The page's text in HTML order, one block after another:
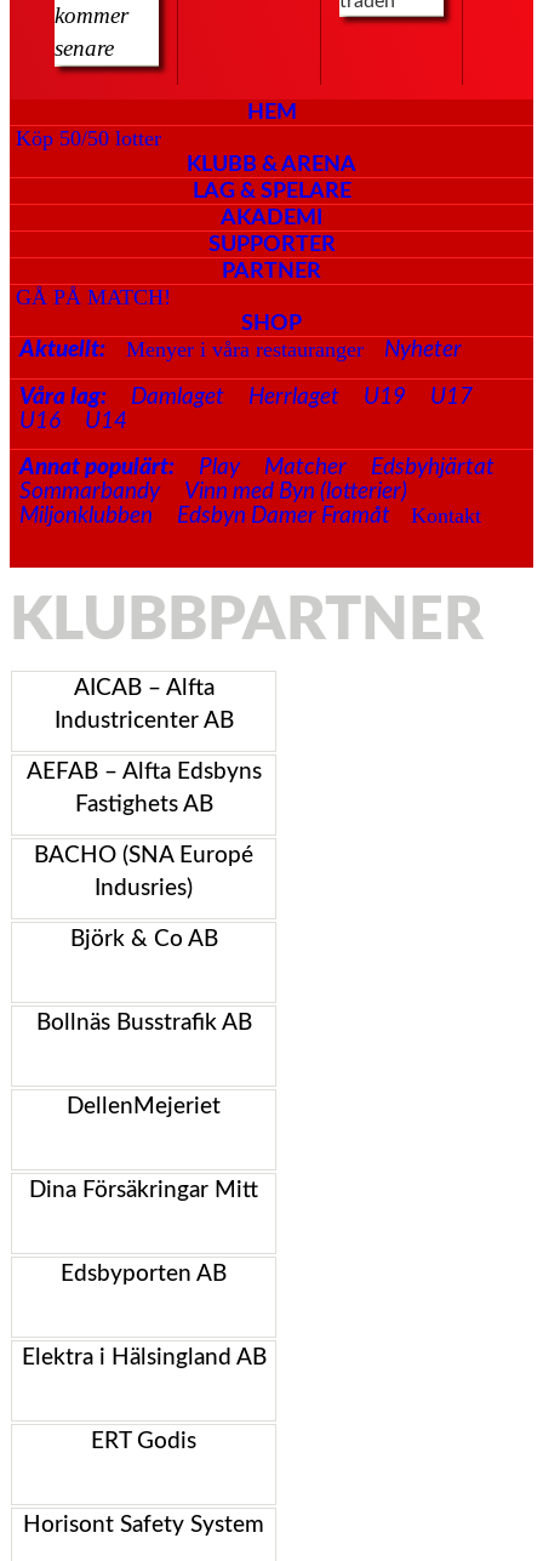
kommer
senare
HEM
Köp 50/50 lotter
KLUBB & ARENA
LAG & SPELARE
AKADEMI
SUPPORTER
PARTNER
GÅ PÅ MATCH!
SHOP
Aktuellt: Menyer i våra restauranger Nyheter
Våra lag: Damlaget Herrlaget U19
U17
U16
U14
Annat populärt:
Play Matcher
Edsbyhjärtat
Sommarbandy
Vinn med Byn (lotterier)
Miljonklubben
Edsbyn Damer Framåt Kontakt
KLUBBPARTNER
AICAB – Alfta
Industricenter AB
AEFAB – Alfta Edsbyns
Fastighets AB
BACHO (SNA Europé
Indusries)
Björk & Co AB
Bollnäs Busstrafik AB
DellenMejeriet
Dina Försäkringar Mitt
Edsbyporten AB
Elektra i Hälsingland AB
ERT Godis
Horisont Safety System